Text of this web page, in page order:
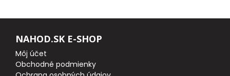
NAHOD.SK E-SHOP
Môj účet
Obchodné podmienky
VLASCE, ŠNÚRY, PLETENKY
OBRATLÍKY A KARABÍNKY